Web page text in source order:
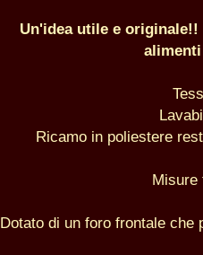
Un'idea utile e
Ricamo in poliestere
Misure
Dotato di un foro frontale che